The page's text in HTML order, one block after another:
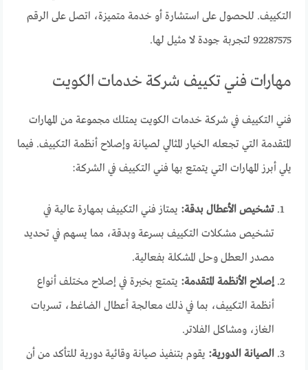
التكييف. للحصول على استشارة أو خدمة متميزة، اتصل على الرقم
92287575 لتجربة جودة لا مثيل لها.
مهارات فني تكييف شركة خدمات الكويت
فني التكييف في شركة خدمات الكويت يمتلك مجموعة من المهارات
المتقدمة التي تجعله الخيار المثالي لصيانة وإصلاح أنظمة التكييف. فيما
يلي أبرز المهارات التي يتمتع بها فني التكييف في الشركة:
تشخيص الأعطال بدقة: يمتاز فني التكييف بمهارة عالية في
تشخيص مشكلات التكييف بسرعة وبدقة، مما يسهم في تحديد
مصدر العطل وحل المشكلة بفعالية.
إصلاح الأنظمة المتقدمة: يتمتع بخبرة في إصلاح مختلف أنواع
أنظمة التكييف، بما في ذلك معالجة أعطال الضاغط، تسربات
الغاز، ومشاكل الفلاتر.
الصيانة الدورية: يقوم بتنفيذ صيانة وقائية دورية للتأكد من أن